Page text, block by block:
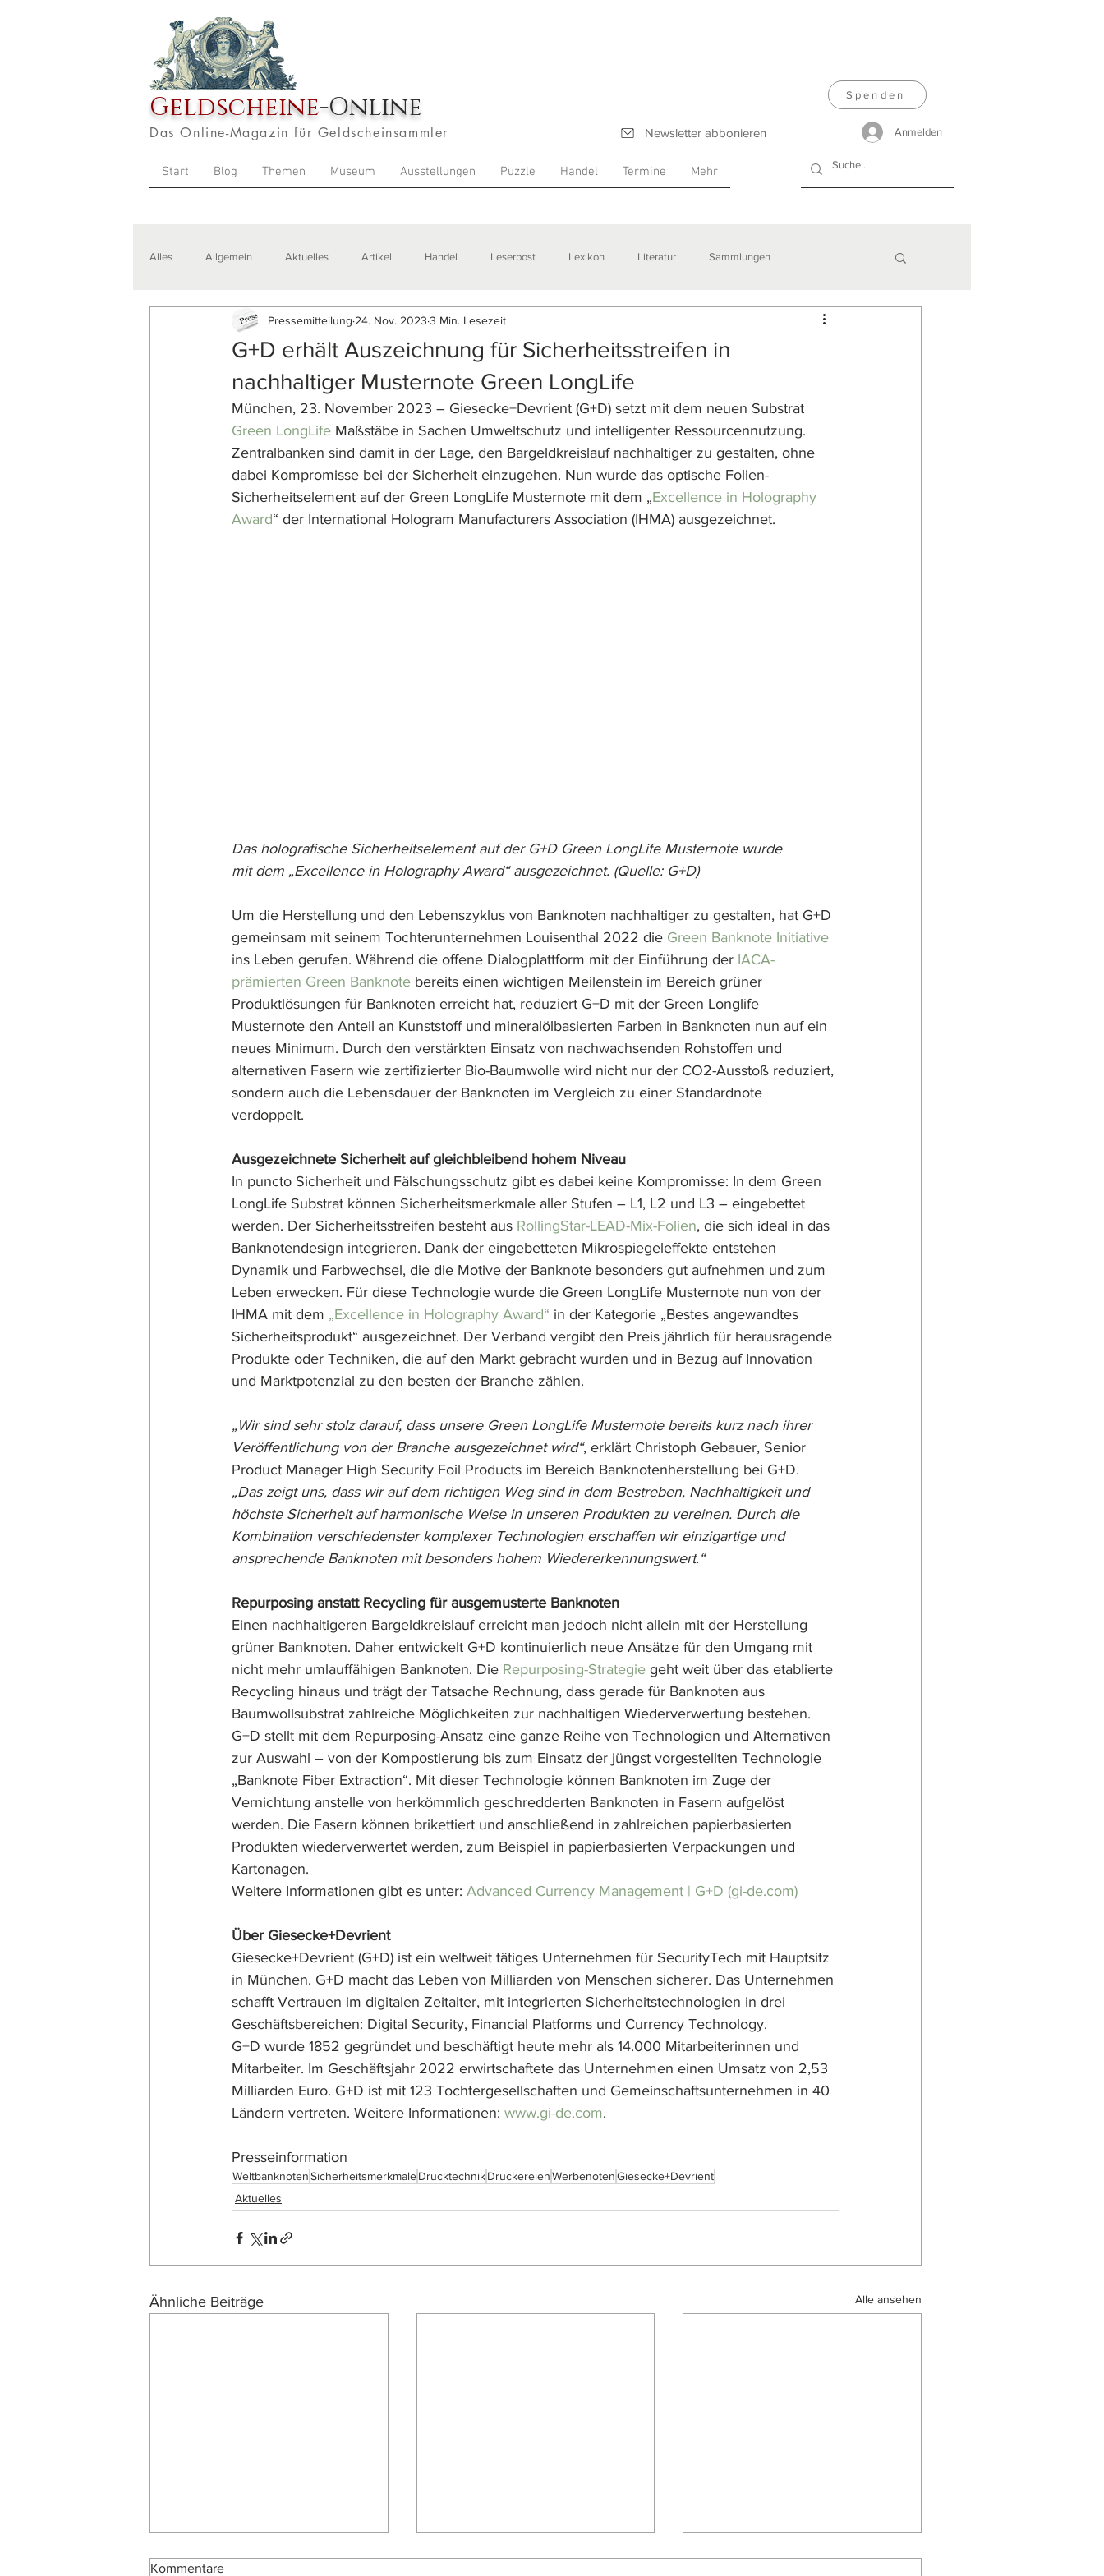
Geldscheine-Online
Das Online-Magazin für Geldscheinsammler Newsletter abbonieren
Start Blog Themen Museum Ausstellungen Puzzle Handel Termine Mehr
Spenden
Anmelden
Alles Allgemein Aktuelles Artikel Handel Leserpost Lexikon Literatur Sammlungen
Veranstaltungen Zitate Ausstellungen
G+D erhält Auszeichnung für Sicherheitsstreifen in
nachhaltiger Musternote Green LongLife​
Pressemitteilung 24. Nov. 2023 3 Min. Lesezeit
München, 23. November 2023 – Giesecke+Devrient (G+D) setzt mit dem neuen Substrat
Green LongLife Maßstäbe in Sachen Umweltschutz und intelligenter Ressourcennutzung.
Zentralbanken sind damit in der Lage, den Bargeldkreislauf nachhaltiger zu gestalten, ohne
dabei Kompromisse bei der Sicherheit einzugehen. Nun wurde das optische Folien-
Sicherheitselement auf der Green LongLife Musternote mit dem „Excellence in Holography
Award“ der International Hologram Manufacturers Association (IHMA) ausgezeichnet.
Das holografische Sicherheitselement auf der G+D Green LongLife Musternote wurde
mit dem „Excellence in Holography Award“ ausgezeichnet. (Quelle: G+D)
Um die Herstellung und den Lebenszyklus von Banknoten nachhaltiger zu gestalten, hat G+D
gemeinsam mit seinem Tochterunternehmen Louisenthal 2022 die Green Banknote Initiative
ins Leben gerufen. Während die offene Dialogplattform mit der Einführung der IACA-
prämierten Green Banknote bereits einen wichtigen Meilenstein im Bereich grüner
Produktlösungen für Banknoten erreicht hat, reduziert G+D mit der Green Longlife
Musternote den Anteil an Kunststoff und mineralölbasierten Farben in Banknoten nun auf ein
neues Minimum. Durch den verstärkten Einsatz von nachwachsenden Rohstoffen und
alternativen Fasern wie zertifizierter Bio-Baumwolle wird nicht nur der CO2-Ausstoß reduziert,
sondern auch die Lebensdauer der Banknoten im Vergleich zu einer Standardnote
verdoppelt.
Ausgezeichnete Sicherheit auf gleichbleibend hohem Niveau
In puncto Sicherheit und Fälschungsschutz gibt es dabei keine Kompromisse: In dem Green
LongLife Substrat können Sicherheitsmerkmale aller Stufen – L1, L2 und L3 – eingebettet
werden. Der Sicherheitsstreifen besteht aus RollingStar-LEAD-Mix-Folien, die sich ideal in das
Banknotendesign integrieren. Dank der eingebetteten Mikrospiegeleffekte entstehen
Dynamik und Farbwechsel, die die Motive der Banknote besonders gut aufnehmen und zum
Leben erwecken. Für diese Technologie wurde die Green LongLife Musternote nun von der
IHMA mit dem „Excellence in Holography Award“ in der Kategorie „Bestes angewandtes
Sicherheitsprodukt“ ausgezeichnet. Der Verband vergibt den Preis jährlich für herausragende
Produkte oder Techniken, die auf den Markt gebracht wurden und in Bezug auf Innovation
und Marktpotenzial zu den besten der Branche zählen.
„Wir sind sehr stolz darauf, dass unsere Green LongLife Musternote bereits kurz nach ihrer
Veröffentlichung von der Branche ausgezeichnet wird“, erklärt Christoph Gebauer, Senior
Product Manager High Security Foil Products im Bereich Banknotenherstellung bei G+D.
„Das zeigt uns, dass wir auf dem richtigen Weg sind in dem Bestreben, Nachhaltigkeit und
höchste Sicherheit auf harmonische Weise in unseren Produkten zu vereinen. Durch die
Kombination verschiedenster komplexer Technologien erschaffen wir einzigartige und
ansprechende Banknoten mit besonders hohem Wiedererkennungswert.“
Repurposing anstatt Recycling für ausgemusterte Banknoten
Einen nachhaltigeren Bargeldkreislauf erreicht man jedoch nicht allein mit der Herstellung
grüner Banknoten. Daher entwickelt G+D kontinuierlich neue Ansätze für den Umgang mit
nicht mehr umlauffähigen Banknoten. Die Repurposing-Strategie geht weit über das etablierte
Recycling hinaus und trägt der Tatsache Rechnung, dass gerade für Banknoten aus
Baumwollsubstrat zahlreiche Möglichkeiten zur nachhaltigen Wiederverwertung bestehen.
G+D stellt mit dem Repurposing-Ansatz eine ganze Reihe von Technologien und Alternativen
zur Auswahl – von der Kompostierung bis zum Einsatz der jüngst vorgestellten Technologie
„Banknote Fiber Extraction“. Mit dieser Technologie können Banknoten im Zuge der
Vernichtung anstelle von herkömmlich geschredderten Banknoten in Fasern aufgelöst
werden. Die Fasern können brikettiert und anschließend in zahlreichen papierbasierten
Produkten wiederverwertet werden, zum Beispiel in papierbasierten Verpackungen und
Kartonagen.
Weitere Informationen gibt es unter: Advanced Currency Management | G+D (gi-de.com)
Über Giesecke+Devrient
Giesecke+Devrient (G+D) ist ein weltweit tätiges Unternehmen für SecurityTech mit Hauptsitz
in München. G+D macht das Leben von Milliarden von Menschen sicherer. Das Unternehmen
schafft Vertrauen im digitalen Zeitalter, mit integrierten Sicherheitstechnologien in drei
Geschäftsbereichen: Digital Security, Financial Platforms und Currency Technology.
G+D wurde 1852 gegründet und beschäftigt heute mehr als 14.000 Mitarbeiterinnen und
Mitarbeiter. Im Geschäftsjahr 2022 erwirtschaftete das Unternehmen einen Umsatz von 2,53
Milliarden Euro. G+D ist mit 123 Tochtergesellschaften und Gemeinschaftsunternehmen in 40
Ländern vertreten. Weitere Informationen: www.gi-de.com.​
Presseinformation
WeltbanknotenSicherheitsmerkmaleDrucktechnikDruckereienWerbenotenGiesecke+Devrient
Aktuelles
Ähnliche Beiträge Alle ansehen
Kommentare